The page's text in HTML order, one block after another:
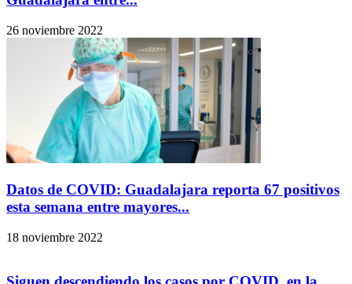
26 noviembre 2022
Datos de COVID: Guadalajara reporta 67 positivos
esta semana entre mayores...
18 noviembre 2022